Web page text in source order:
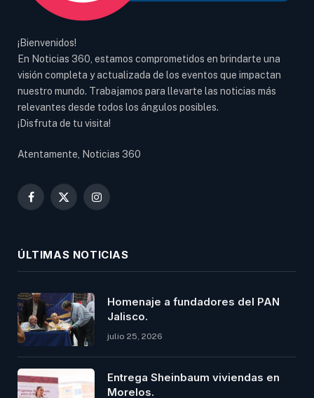
¡Bienvenidos!
En Noticias 360, estamos comprometidos en brindarte una
visión completa y actualizada de los eventos que impactan
nuestro mundo. Trabajamos para llevarte las noticias más
relevantes desde todos los ángulos posibles.
¡Disfruta de tu visita!
Atentamente, Noticias 360
Facebook
X
Instagram
ÚLTIMAS NOTICIAS
Homenaje a fundadores del PAN
Jalisco.
julio 25, 2026
Entrega Sheinbaum viviendas en
Morelos.